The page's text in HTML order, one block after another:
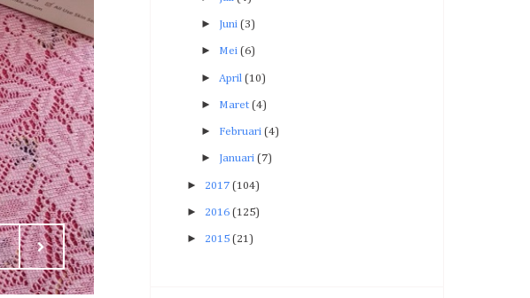
► Juni (3)
► Mei (6)
► April (10)
► Maret (4)
► Februari (4)
► Januari (7)
► 2017 (104)
► 2016 (125)
► 2015 (21)